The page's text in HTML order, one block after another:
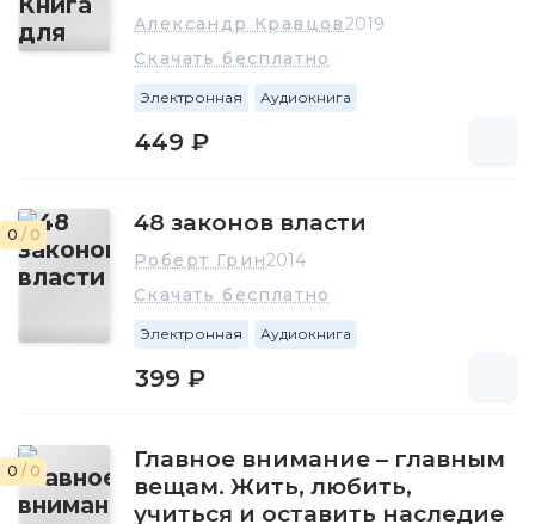
Александр Кравцов2019
Скачать бесплатно
Электронная Аудиокнига
449 ₽
0 / 0 48 законов власти
Роберт Грин2014
Скачать бесплатно
Электронная Аудиокнига
399 ₽
0 / 0
Главное внимание – главным
вещам. Жить, любить,
учиться и оставить наследие